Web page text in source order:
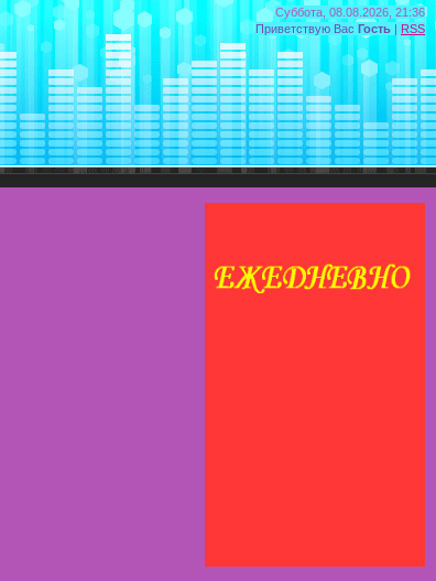
Суббота, 08.08.2026, 21:36
Приветствую Вас Гость | RSS